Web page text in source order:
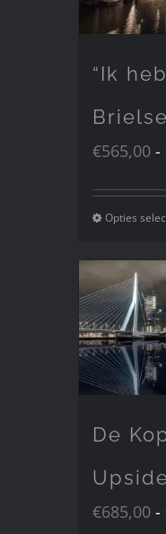
“Ik
€565,00 -
Opties
De
€685,00 -